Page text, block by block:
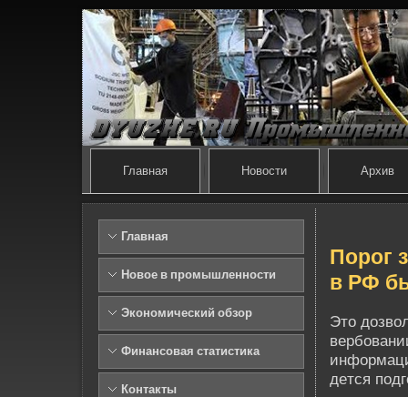
Главная Новости Архив
Главная
Новое в промышленности
Экономический обзор
Финансовая статистика
Контакты
Порог
в РФ
Это
де­тся